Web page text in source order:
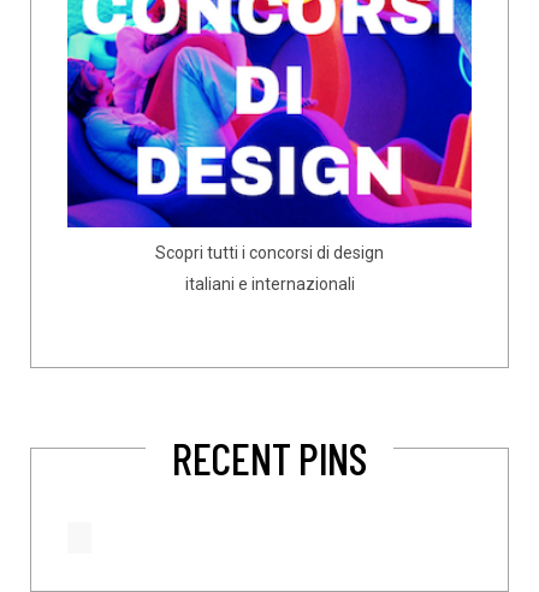
Scopri tutti i concorsi di design
italiani e internazionali
RECENT PINS